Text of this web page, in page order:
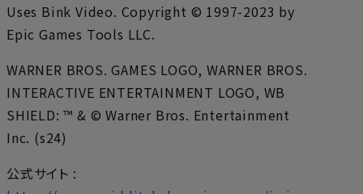
Uses Bink Video. Copyright © 1997-2023 by
Epic Games Tools LLC.
WARNER BROS. GAMES LOGO, WARNER BROS.
INTERACTIVE ENTERTAINMENT LOGO, WB
SHIELD: ™ & © Warner Bros. Entertainment
Inc. (s24)
公式サイト :